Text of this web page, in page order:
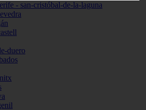
- san-cristóbal-de-la-laguna
duero